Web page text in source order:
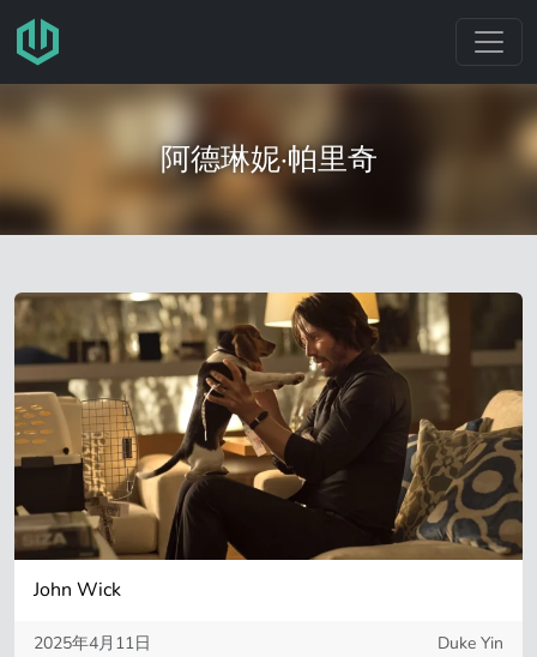
跳转至主要内容
阿德琳妮·帕里奇
John Wick
2025年4月11日 Duke Yin